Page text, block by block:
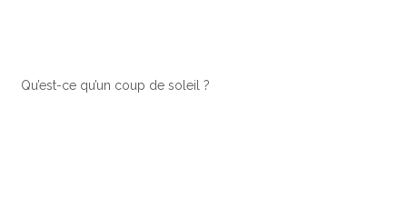
Qu’est-ce qu’un coup de soleil ?